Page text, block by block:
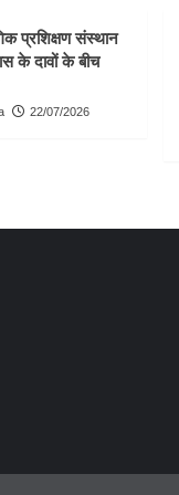
प्रशिक्षण संस्थान
के दावों के बीच
22/07/2026